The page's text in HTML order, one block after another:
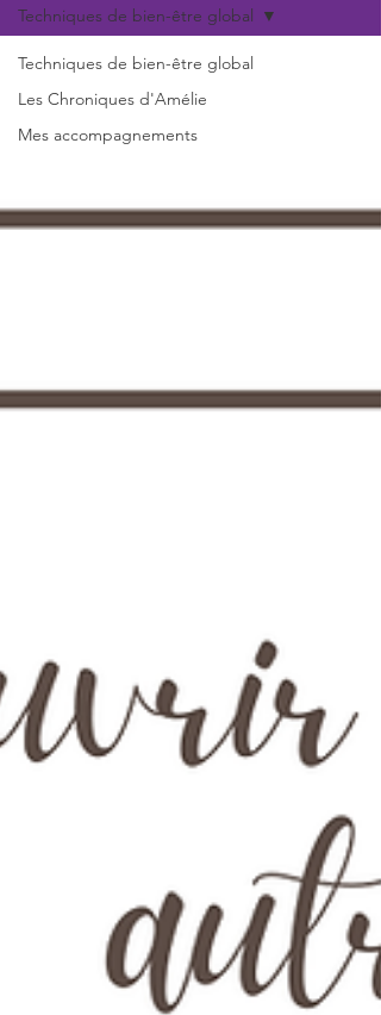
Techniques de bien-être global
Les Chroniques d'Amélie
Mes accompagnements
Techniques de bien-être global